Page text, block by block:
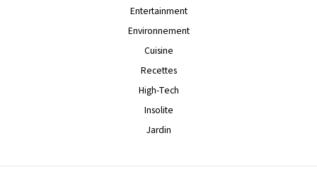
Entertainment
Environnement
Cuisine
Recettes
High-Tech
Insolite
Jardin